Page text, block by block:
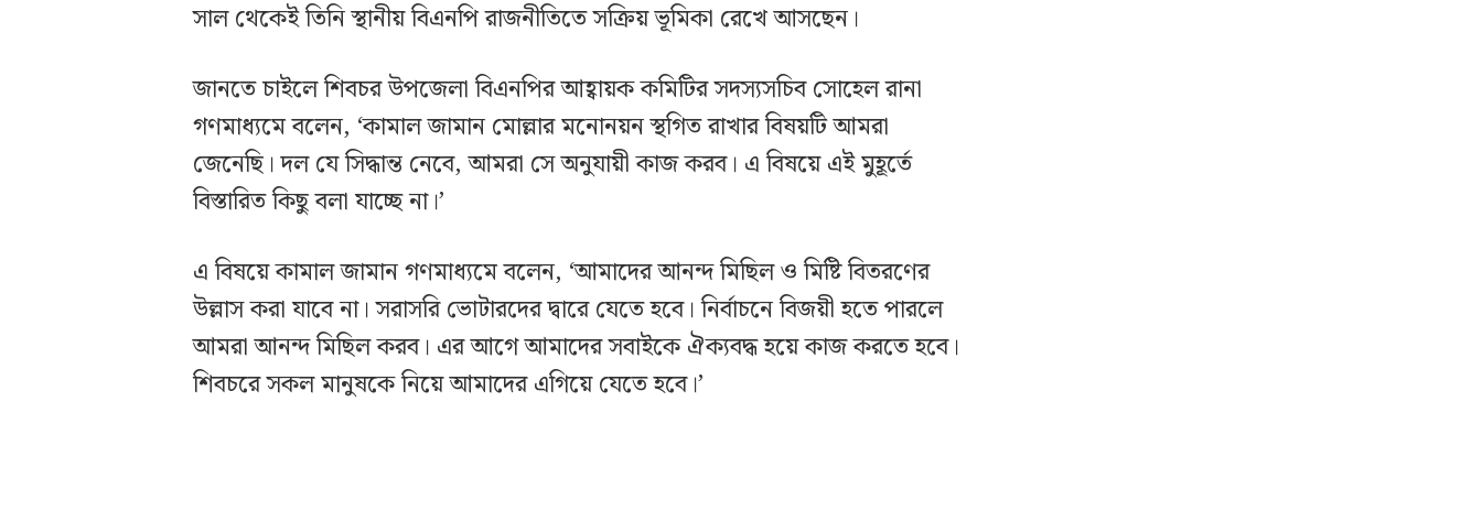
সাল থেকেই তিনি স্থানীয় বিএনপি রাজনীতিতে সক্রিয় ভূমিকা রেখে আসছেন।
জানতে চাইলে শিবচর উপজেলা বিএনপির আহ্বায়ক কমিটির সদস্যসচিব সোহেল রানা
গণমাধ্যমে বলেন, ‘কামাল জামান মোল্লার মনোনয়ন স্থগিত রাখার বিষয়টি আমরা
জেনেছি। দল যে সিদ্ধান্ত নেবে, আমরা সে অনুযায়ী কাজ করব। এ বিষয়ে এই মুহূর্তে
বিস্তারিত কিছু বলা যাচ্ছে না।’
এ বিষয়ে কামাল জামান গণমাধ্যমে বলেন, ‘আমাদের আনন্দ মিছিল ও মিষ্টি বিতরণের
উল্লাস করা যাবে না। সরাসরি ভোটারদের দ্বারে যেতে হবে। নির্বাচনে বিজয়ী হতে পারলে
আমরা আনন্দ মিছিল করব। এর আগে আমাদের সবাইকে ঐক্যবদ্ধ হয়ে কাজ করতে হবে।
শিবচরে সকল মানুষকে নিয়ে আমাদের এগিয়ে যেতে হবে।’